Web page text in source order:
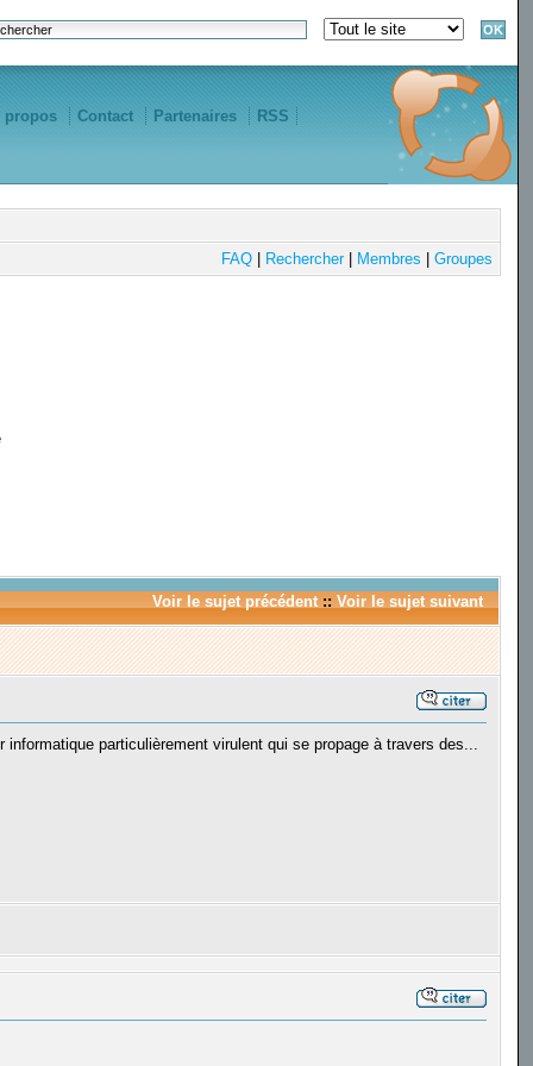
propos Contact Partenaires RSS
FAQ| Rechercher| Membres Groupes
Voir le sujet précédent:: Voir le sujet suivant
particulièrement virulent qui se propage à travers des...